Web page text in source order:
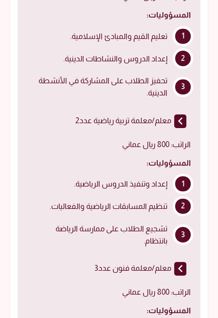
المسؤوليات:
تعليم القيم والمبادئ الإسلامية.
إعداد الدروس والنشاطات الدينية.
تحفيز الطلاب على المشاركة في الأنشطة
الدينية.
معلم/معلمة تربية رياضية عدد2
الراتب: 800 ريال عماني
المسؤوليات:
إعداد وتنفيذ الدروس الرياضية.
تنظيم المسابقات الرياضية والفعاليات.
تشجيع الطلاب على ممارسة الرياضة
بانتظام.
معلم/معلمة فنون عدد3
الراتب: 800 ريال عماني
المسؤوليات: